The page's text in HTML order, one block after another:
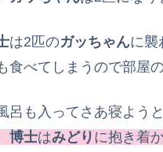
は2匹のガッちゃんに襲
食べてしまうので部屋
呂も入ってさあ寝よう
博士はみどり に抱き着